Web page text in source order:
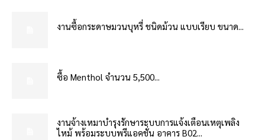
งานซื้อกระดาษมวนบุหรี่ ชนิดม้วน แบบเรียบ ขนาด...
ซื้อ Menthol จำนวน 5,500...
งานจ้างเหมาบำรุงรักษาระบบการแจ้งเตือนเหตุเพลิง
ไหม้ พร้อมระบบพรีแอคชั่น อาคาร B02...